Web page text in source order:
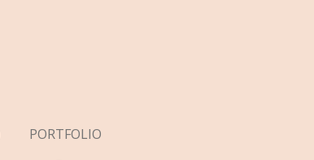
PORTFOLIO